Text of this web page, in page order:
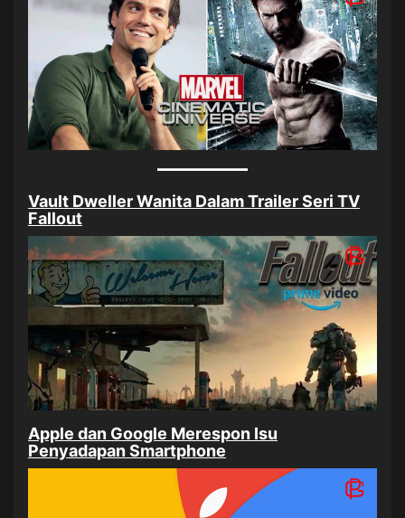
Vault Dweller Wanita Dalam Trailer Seri TV
Fallout
Apple dan Google Merespon Isu
Penyadapan Smartphone